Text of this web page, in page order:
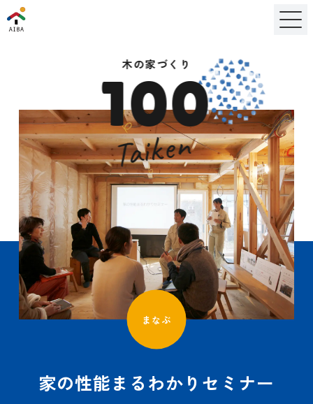
木の家づくり
100
Taiken
まなぶ
家の性能まるわかりセミナー